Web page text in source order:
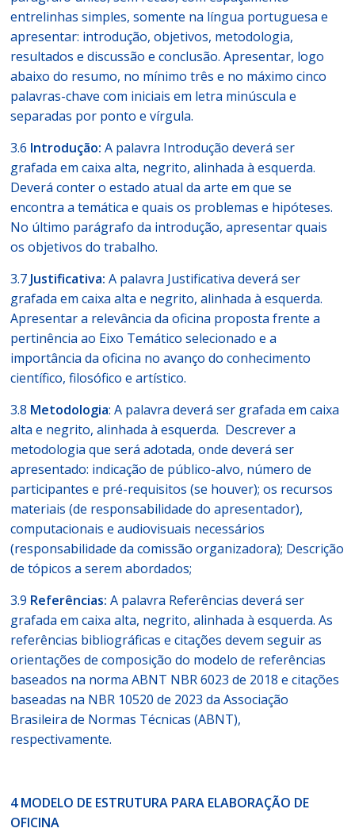
entrelinhas simples, somente na língua portuguesa e
apresentar: introdução, objetivos, metodologia,
resultados e discussão e conclusão. Apresentar, logo
abaixo do resumo, no mínimo três e no máximo cinco
palavras-chave com iniciais em letra minúscula e
separadas por ponto e vírgula.
3.6 Introdução:A palavra Introdução deverá ser
grafada em caixa alta, negrito, alinhada à esquerda.
Deverá conter o estado atual da arte em que se
encontra a temática e quais os problemas e hipóteses.
No último parágrafo da introdução, apresentar quais
os objetivos do trabalho.
3.7 Justificativa:A palavra Justificativa deverá ser
grafada em caixa alta e negrito, alinhada à esquerda.
Apresentar a relevância da oficina proposta frente a
pertinência ao Eixo Temático selecionado e a
importância da oficina no avanço do conhecimento
científico, filosófico e artístico.
3.8 Metodologia: A palavra deverá ser grafada em caixa
alta e negrito, alinhada à esquerda. Descrever a
metodologia que será adotada, onde deverá ser
apresentado: indicação de público-alvo, número de
participantes e pré-requisitos (se houver); os recursos
materiais (de responsabilidade do apresentador),
computacionais e audiovisuais necessários
(responsabilidade da comissão organizadora); Descrição
de tópicos a serem abordados;
3.9 Referências:A palavra Referências deverá ser
grafada em caixa alta, negrito, alinhada à esquerda. As
referências bibliográficas e citações devem seguir as
orientações de composição do modelo de referências
baseados na norma ABNT NBR 6023 de 2018 e citações
baseadas na NBR 10520 de 2023 da Associação
Brasileira de Normas Técnicas (ABNT),
respectivamente.
4 MODELO DE ESTRUTURA PARA ELABORAÇÃO DE
OFICINA